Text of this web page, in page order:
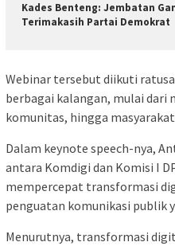
Kades Benteng: Jembatan
Terimakasih Partai Demokrat
Webinar tersebut diikuti
berbagai kalangan, mulai dari
komunitas, hingga
Dalam keynote speech-nya,
antara Komdigi dan Komisi I
mempercepat transformasi
penguatan komunikasi publik
Menurutnya, transformasi